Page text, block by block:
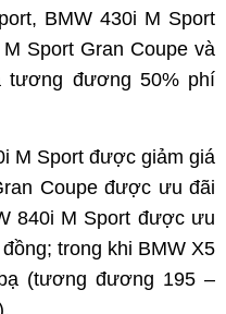
BMW 430i M Sport
Sport Gran Coupe và
tương đương 50% phí
M Sport được giảm giá
Coupe được ưu đãi
840i M Sport được ưu
trong khi BMW X5
(tương đương 195 –